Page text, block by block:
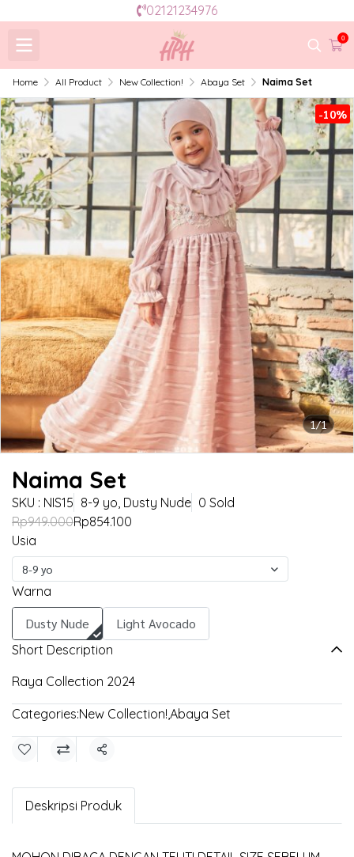
02121234976
0
Home All Product New Collection! Abaya Set Naima Set
1/1
-10%
Naima Set
SKU : NIS15 8-9 yo, Dusty Nude 0 Sold
Rp949.000Rp854.100
Usia
8-9 yo
Warna
Dusty Nude Light Avocado
Short Description
Raya Collection 2024
Categories:New Collection!,Abaya Set
Share
Deskripsi Produk